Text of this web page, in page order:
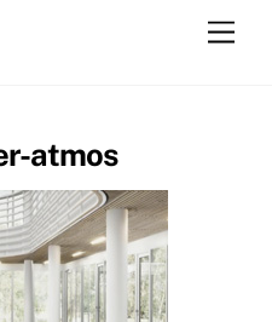
atmos